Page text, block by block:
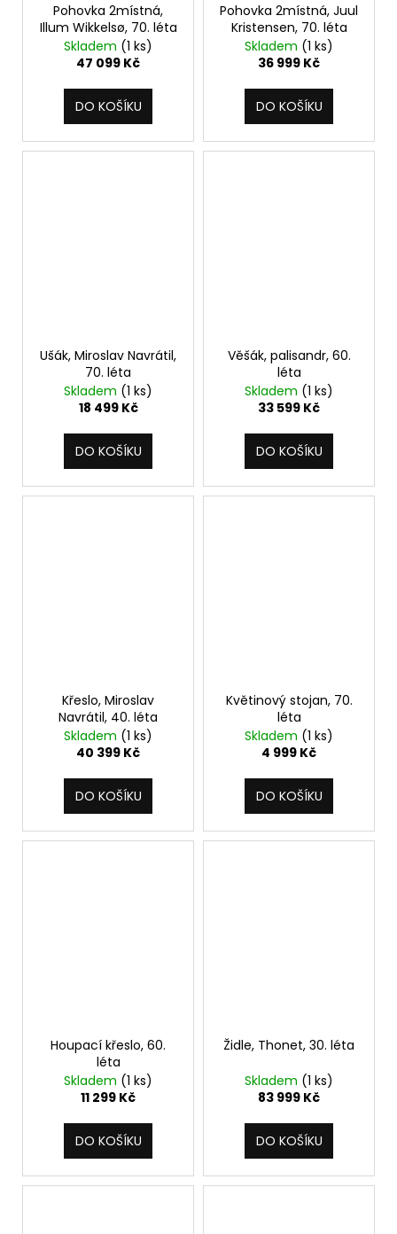
Pohovka 2místná,
Illum Wikkelsø, 70. léta
Skladem (1 ks)
47 099 Kč
DO KOŠÍKU
Pohovka 2místná, Juul
Kristensen, 70. léta
Skladem (1 ks)
36 999 Kč
DO KOŠÍKU
Ušák, Miroslav Navrátil,
70. léta
Skladem (1 ks)
18 499 Kč
DO KOŠÍKU
Věšák, palisandr, 60.
léta
Skladem (1 ks)
33 599 Kč
DO KOŠÍKU
Křeslo, Miroslav
Navrátil, 40. léta
Skladem (1 ks)
40 399 Kč
DO KOŠÍKU
Květinový stojan, 70.
léta
Skladem (1 ks)
4 999 Kč
DO KOŠÍKU
Houpací křeslo, 60.
léta
Skladem (1 ks)
11 299 Kč
DO KOŠÍKU
Židle, Thonet, 30. léta
Skladem (1 ks)
83 999 Kč
DO KOŠÍKU